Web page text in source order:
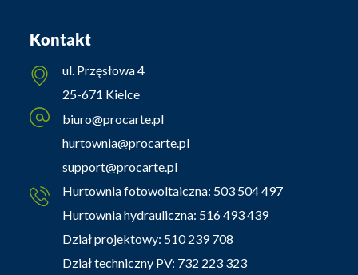
Kontakt
ul. Przęsłowa 4
25-671 Kielce
biuro@procarte.pl
hurtownia@procarte.pl
support@procarte.pl
Hurtownia fotowoltaiczna: 503 504 497
Hurtownia hydrauliczna: 516 493 439
Dział projektowy: 510 239 708
Dział techniczny PV: 732 223 323